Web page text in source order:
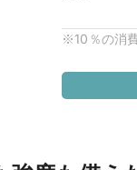
※10％の消